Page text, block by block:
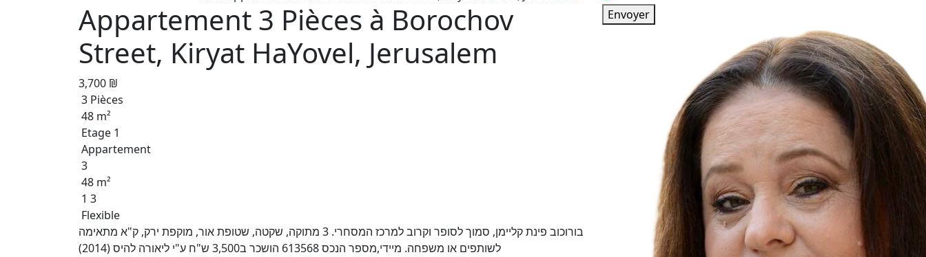
Appartement 3 Pièces à Borochov
Street, Kiryat HaYovel, Jerusalem
3,700 ₪
3 Pièces
48 m²
Etage 1
Appartement
3
48 m²
1 3
Flexible
בורוכוב פינת קליימן, סמוך לסופר וקרוב למרכז המסחרי. 3 מתוקה, שקטה, שטופת אור, מוקפת ירק, ק"א מתאימה
לשותפים או משפחה. מיידי,מספר הנכס 613568 הושכר ב3,500 ש"ח ע"י ליאורה להיס (2014)
Envoyer